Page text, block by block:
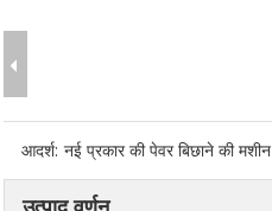
आदर्श: नई प्रकार की पेवर बिछाने की मशीन